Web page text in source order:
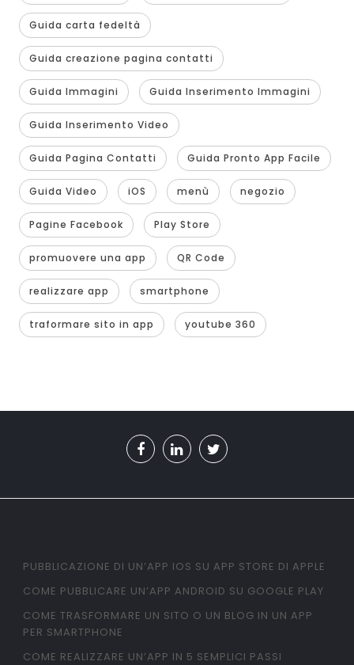
Guida carta fedeltà
Guida creazione pagina contatti
Guida Immagini Guida Inserimento Immagini
Guida Inserimento Video
Guida Pagina Contatti Guida Pronto App Facile
Guida Video iOS menù negozio
Pagine Facebook Play Store
promuovere una app QR Code
realizzare app smartphone
traformare sito in app youtube 360
PUBBLICAZIONE DI UN’APP IOS SU APP STORE DI APPLE
COME PUBBLICARE UN’APP ANDROID SU GOOGLE PLAY
COME TRASFORMARE UN SITO O UN BLOG IN UN APP
PER SMARTPHONE
COME REALIZZARE UN’APP IN 5 SEMPLICI PASSI